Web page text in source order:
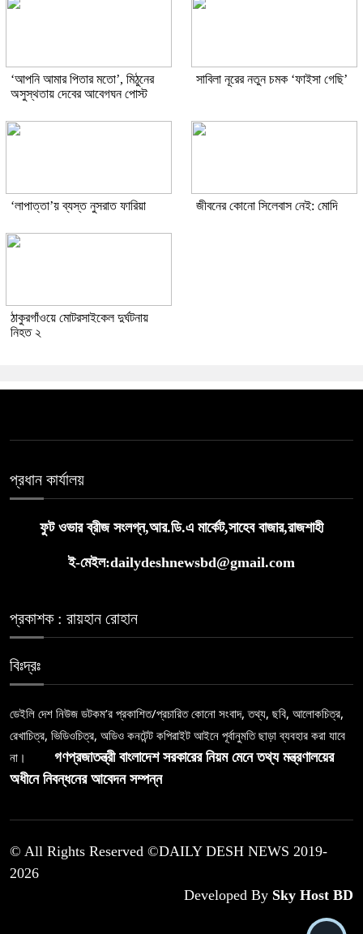
‘আপনি আমার পিতার মতো’, মিঠুনের
অসুস্থতায় দেবের আবেগঘন পোস্ট
সাবিলা নূরের নতুন চমক ‘ফাইসা গেছি’
‘লাপাত্তা’য় ব্যস্ত নুসরাত ফারিয়া জীবনের কোনো সিলেবাস নেই: মোদি
ঠাকুরগাঁওয়ে মোটরসাইকেল দুর্ঘটনায়
নিহত ২
প্রধান কার্যালয়
ফুট ওভার ব্রীজ সংলগ্ন,আর.ডি.এ মার্কেট,সাহেব বাজার,রাজশাহী
ই-মেইল:dailydeshnewsbd@gmail.com
প্রকাশক : রায়হান রোহান
বিঃদ্রঃ
ডেইলি দেশ নিউজ ডটকম’র প্রকাশিত/প্রচারিত কোনো সংবাদ, তথ্য, ছবি, আলোকচিত্র,
রেখাচিত্র, ভিডিওচিত্র, অডিও কনটেন্ট কপিরাইট আইনে পূর্বানুমতি ছাড়া ব্যবহার করা যাবে
না।
গণপ্রজাতন্ত্রী বাংলাদেশ সরকারের নিয়ম মেনে তথ্য মন্ত্রণালয়ের
অধীনে নিবন্ধনের আবেদন সম্পন্ন
© All Rights Reserved ©DAILY DESH NEWS 2019-
2026
Developed By Sky Host BD